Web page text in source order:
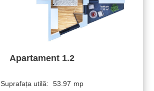
Apartament 1.2
Suprafața utilă: 53.97 mp